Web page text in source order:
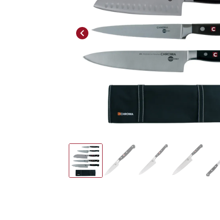
Previous